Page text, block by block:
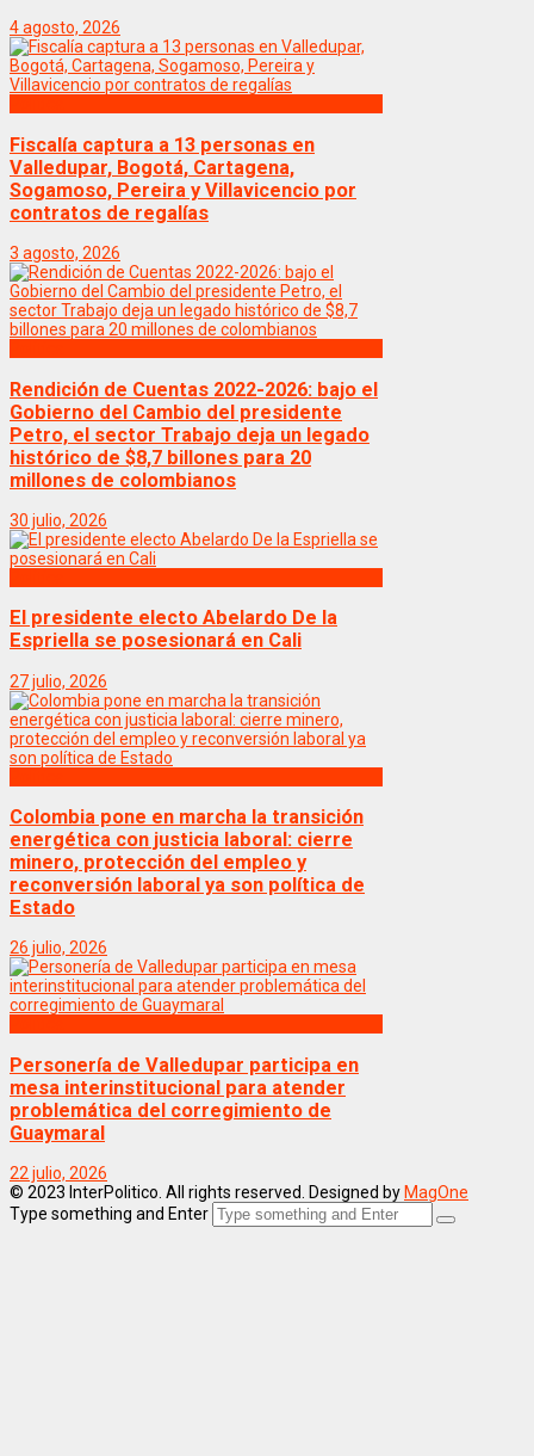
4 agosto, 2026
Fiscalía captura a 13 personas en
Valledupar, Bogotá, Cartagena,
Sogamoso, Pereira y Villavicencio por
contratos de regalías
3 agosto, 2026
Rendición de Cuentas 2022-2026: bajo el
Gobierno del Cambio del presidente
Petro, el sector Trabajo deja un legado
histórico de $8,7 billones para 20
millones de colombianos
30 julio, 2026
El presidente electo Abelardo De la
Espriella se posesionará en Cali
27 julio, 2026
Colombia pone en marcha la transición
energética con justicia laboral: cierre
minero, protección del empleo y
reconversión laboral ya son política de
Estado
26 julio, 2026
Personería de Valledupar participa en
mesa interinstitucional para atender
problemática del corregimiento de
Guaymaral
22 julio, 2026
© 2023 InterPolitico. All rights reserved. Designed by MagOne
Type something and Enter